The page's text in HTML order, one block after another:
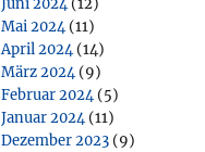
Mai 2024(11)
April 2024(14)
März 2024(9)
Februar 2024(5)
Januar 2024(11)
Dezember 2023 (9)